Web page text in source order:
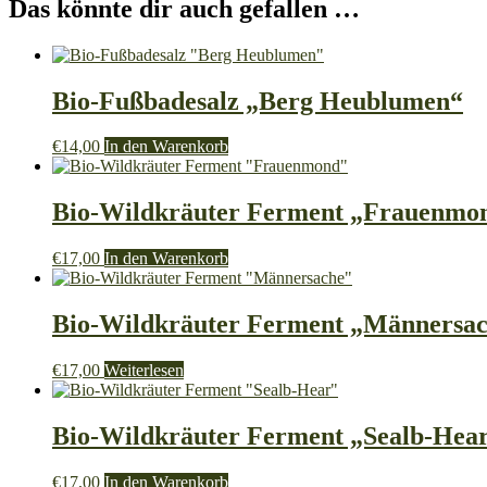
Das könnte dir auch gefallen …
Bio-Fußbadesalz „Berg Heublumen“
€14,00 In den Warenkorb
Bio-Wildkräuter Ferment
€17,00 In den Warenkorb
Bio-Wildkräuter Ferment
€17,00 Weiterlesen
Bio-Wildkräuter Ferment „Sealb-
€17,00 In den Warenkorb